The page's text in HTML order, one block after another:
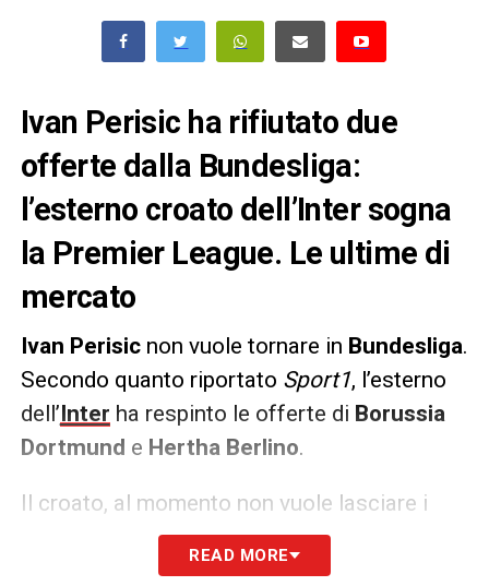
Ivan Perisic ha rifiutato due
offerte dalla Bundesliga:
l’esterno croato dell’Inter sogna
la Premier League. Le ultime di
mercato
Ivan Perisicnon vuole tornare in Bundesliga.
Secondo quanto riportato Sport1, l’esterno
dell’Inter ha respinto le offerte di Borussia
Dortmund e Hertha Berlino.
Il croato, al momento non vuole lasciare i
nerazzurri. A fine stagione, però, valuterà con
particolare attenzione le eventuali proposte
READ MORE